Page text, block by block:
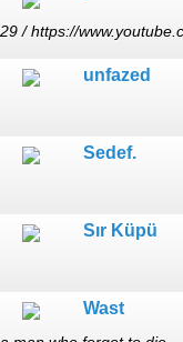
29 / https://
unfazed
Sedef.
Sır Küpü
Wast